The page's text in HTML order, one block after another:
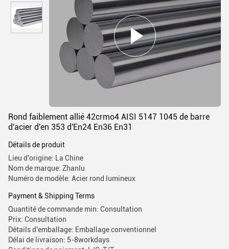
Rond faiblement allié 42crmo4 AISI 5147 1045 de barre
d'acier d'en 353 d'En24 En36 En31
Détails de produit
Lieu d'origine: La Chine
Nom de marque: Zhanlu
Numéro de modèle: Acier rond lumineux
Payment & Shipping Terms
Quantité de commande min: Consultation
Prix: Consultation
Détails d'emballage: Emballage conventionnel
Délai de livraison: 5-8workdays